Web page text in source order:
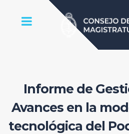
Informe de
Avances en la
tecnológica del